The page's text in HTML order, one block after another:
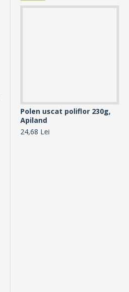
Polen uscat poliflor 230g,
Apiland
24,68 Lei